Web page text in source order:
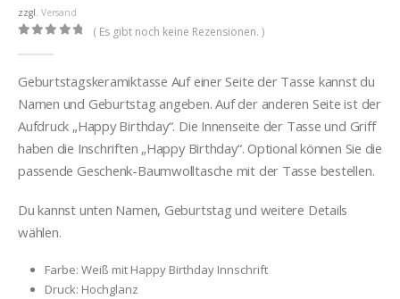
zzgl. Versand
( Es gibt noch keine Rezensionen. )
Geburtstagskeramiktasse Auf einer Seite der Tasse kannst du
Namen und Geburtstag angeben. Auf der anderen Seite ist der
Aufdruck „Happy Birthday“. Die Innenseite der Tasse und Griff
haben die Inschriften „Happy Birthday“. Optional können Sie die
passende Geschenk-Baumwolltasche mit der Tasse bestellen.
Du kannst unten Namen, Geburtstag und weitere Details
wählen.
Farbe: Weiß mit Happy Birthday Innschrift
Druck: Hochglanz